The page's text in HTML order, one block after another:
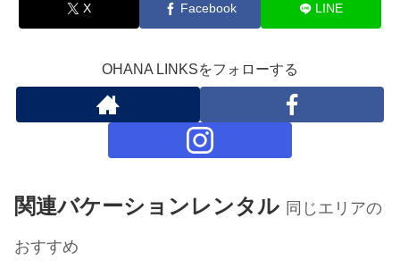
X Facebook LINE
OHANA LINKSをフォローする
関連バケーションレンタル 同じエリアの
おすすめ